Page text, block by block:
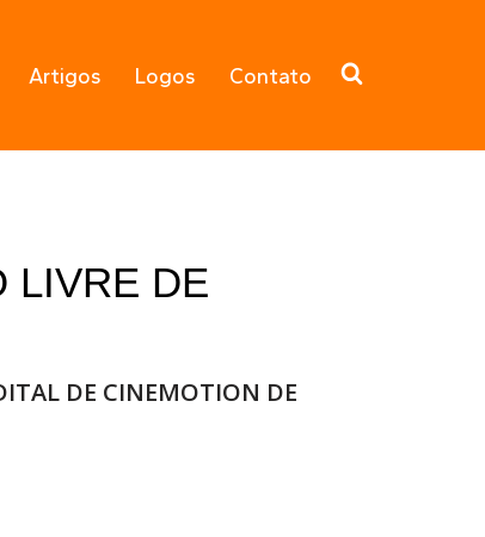
Artigos Logos Contato
LIVRE DE
DE CINEMOTION DE